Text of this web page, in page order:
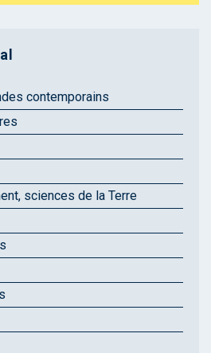
contemporains
sciences de la Terre